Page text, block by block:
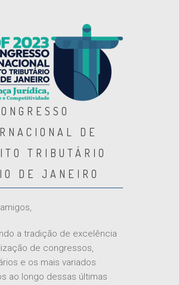
DE
TRIBUTÁRIO
DE JANEIRO
a tradição de excelência
de congressos,
e os mais variados
ao longo dessas últimas